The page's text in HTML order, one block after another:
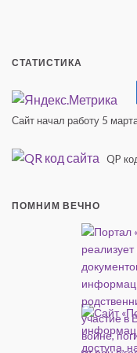
СТАТИСТИКА
Сайт начал работу 5
QP
ПОМНИМ ВЕЧНО